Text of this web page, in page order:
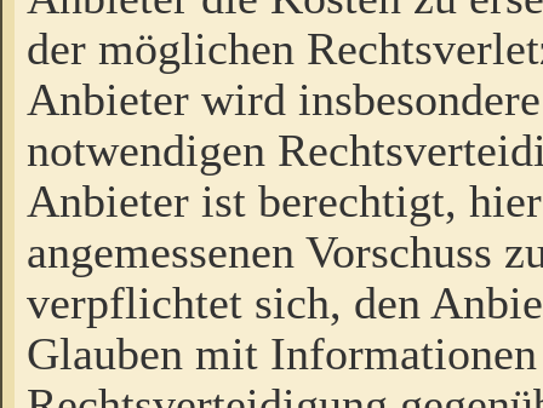
der möglichen
Anbieter wird
notwendigen
Anbieter ist berechtigt,
angemessenen Vorschuss
verpflichtet sich, den
Glauben mit